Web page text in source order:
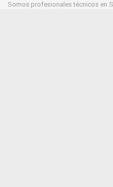
Somos profesionales técnicos en